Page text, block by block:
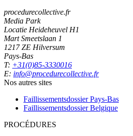
procedurecollective.fr
Media Park
Locatie Heideheuvel H1
Mart Smeetslaan 1
1217 ZE Hilversum
Pays-Bas
T: +31(0)85-3330016
E: info@procedurecollective.fr
Nos autres sites
Faillissementsdossier Pays-Bas
Faillissementsdossier Belgique
PROCÉDURES